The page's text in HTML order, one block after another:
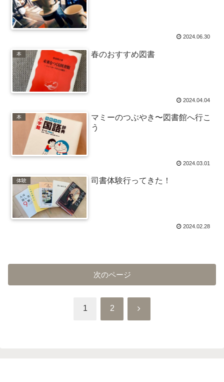
2024.06.30
本 春のおすすめ図書
2024.04.04
本
マミーのつぶやき〜図書館へ行こ
う
2024.03.01
体験 司書体験行ってきた！
2024.02.28
次のページ
1 2 次